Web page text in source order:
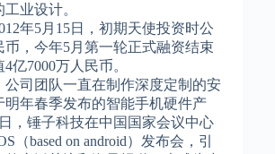
业设计。
年5月15日，初期天使投资时公
币，今年5月第一轮正式融资结束
亿7000万人民币。
公司团队一直在制作深度定制的安
明年春季发布的智能手机硬件产
，锤子科技在中国国家会议中心
（based on android）发布会，引